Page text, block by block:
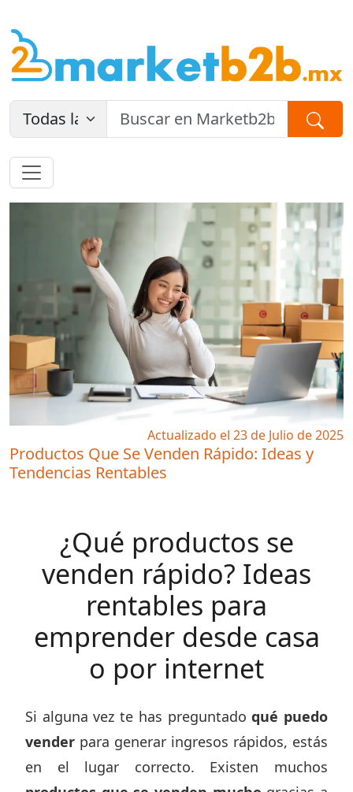
Actualizado el 23 de Julio de 2025
Productos Que Se Venden Rápido: Ideas y
Tendencias Rentables
¿Qué productos se
venden rápido? Ideas
rentables para
emprender desde casa
o por internet
Si alguna vez te has preguntadoqué puedo
vender para generar ingresos rápidos, estás
en el lugar correcto. Existen muchos